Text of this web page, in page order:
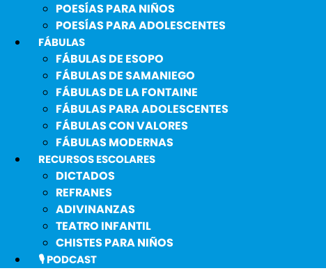
POESÍAS PARA NIÑOS
POESÍAS PARA ADOLESCENTES
FÁBULAS
FÁBULAS DE ESOPO
FÁBULAS DE SAMANIEGO
FÁBULAS DE LA FONTAINE
FÁBULAS PARA ADOLESCENTES
FÁBULAS CON VALORES
FÁBULAS MODERNAS
RECURSOS ESCOLARES
DICTADOS
REFRANES
ADIVINANZAS
TEATRO INFANTIL
CHISTES PARA NIÑOS
🎙️ PODCAST